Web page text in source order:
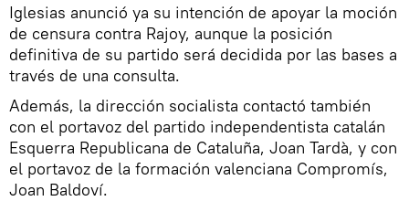
Iglesias anunció ya su intención de apoyar la moción
de censura contra Rajoy, aunque la posición
definitiva de su partido será decidida por las bases a
través de una consulta.
Además, la dirección socialista contactó también
con el portavoz del partido independentista catalán
Esquerra Republicana de Cataluña, Joan Tardà, y con
el portavoz de la formación valenciana Compromís,
Joan Baldoví.